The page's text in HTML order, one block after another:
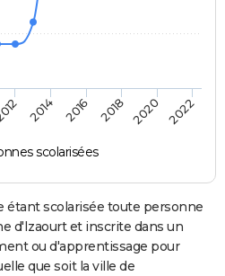
scolarisées
2014 2016 2018 2020 2022
étant scolarisée toute personne
d'Izaourt et inscrite dans un
ou d'apprentissage pour
que soit la ville de